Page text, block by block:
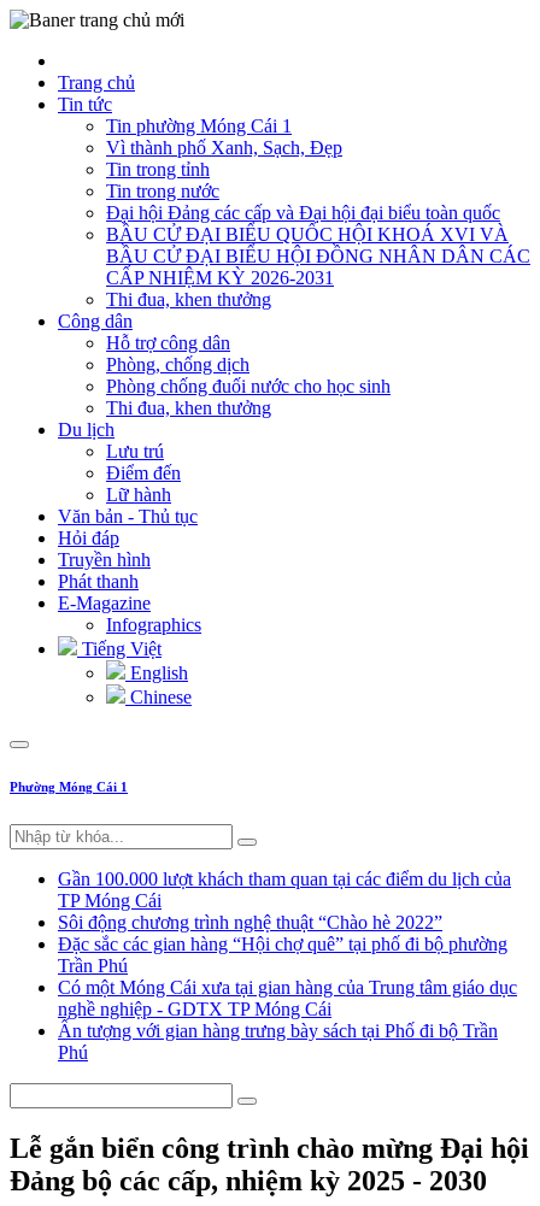
Trang chủ
Tin tức
Tin phường Móng Cái 1
Vì thành phố Xanh, Sạch, Đẹp
Tin trong tỉnh
Tin trong nước
Đại hội Đảng các cấp và Đại hội đại biểu toàn quốc
BẦU CỬ ĐẠI BIỂU QUỐC HỘI KHOÁ XVI VÀ
BẦU CỬ ĐẠI BIỂU HỘI ĐỒNG NHÂN DÂN CÁC
CẤP NHIỆM KỲ 2026-2031
Thi đua, khen thưởng
Công dân
Hỗ trợ công dân
Phòng, chống dịch
Phòng chống đuối nước cho học sinh
Thi đua, khen thưởng
Du lịch
Lưu trú
Điểm đến
Lữ hành
Văn bản - Thủ tục
Hỏi đáp
Truyền hình
Phát thanh
E-Magazine
Infographics
Tiếng Việt
English
Chinese
Phường Móng Cái 1
Gần 100.000 lượt khách tham quan tại các điểm du lịch của
TP Móng Cái
Sôi động chương trình nghệ thuật “Chào hè 2022”
Đặc sắc các gian hàng “Hội chợ quê” tại phố đi bộ phường
Trần Phú
Có một Móng Cái xưa tại gian hàng của Trung tâm giáo dục
nghề nghiệp - GDTX TP Móng Cái
Ấn tượng với gian hàng trưng bày sách tại Phố đi bộ Trần
Phú
Lễ gắn biển công trình chào mừng Đại hội
Đảng bộ các cấp, nhiệm kỳ 2025 - 2030